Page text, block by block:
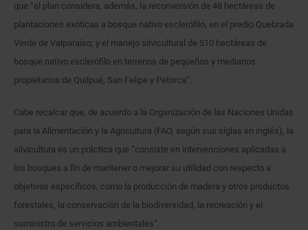
que “el plan considera, además, la reconversión de 48 hectáreas de
plantaciones exóticas a bosque nativo esclerófilo, en el predio Quebrada
Verde de Valparaíso; y el manejo silvicultural de 510 hectáreas de
bosque nativo esclerófilo en terrenos de pequeños y medianos
propietarios de Quilpué, San Felipe y Petorca”.
Cabe recalcar que, de acuerdo a la Organización de las Naciones Unidas
para la Alimentación y la Agricultura (FAO, según sus siglas en inglés), la
silvicultura es un práctica que “consiste en intervenciones aplicadas a
los bosques a fin de mantener o mejorar su utilidad con respecto a
objetivos específicos, como la producción de madera y otros productos
forestales, la conservación de la biodiversidad, la recreación y el
suministro de servicios ambientales”.